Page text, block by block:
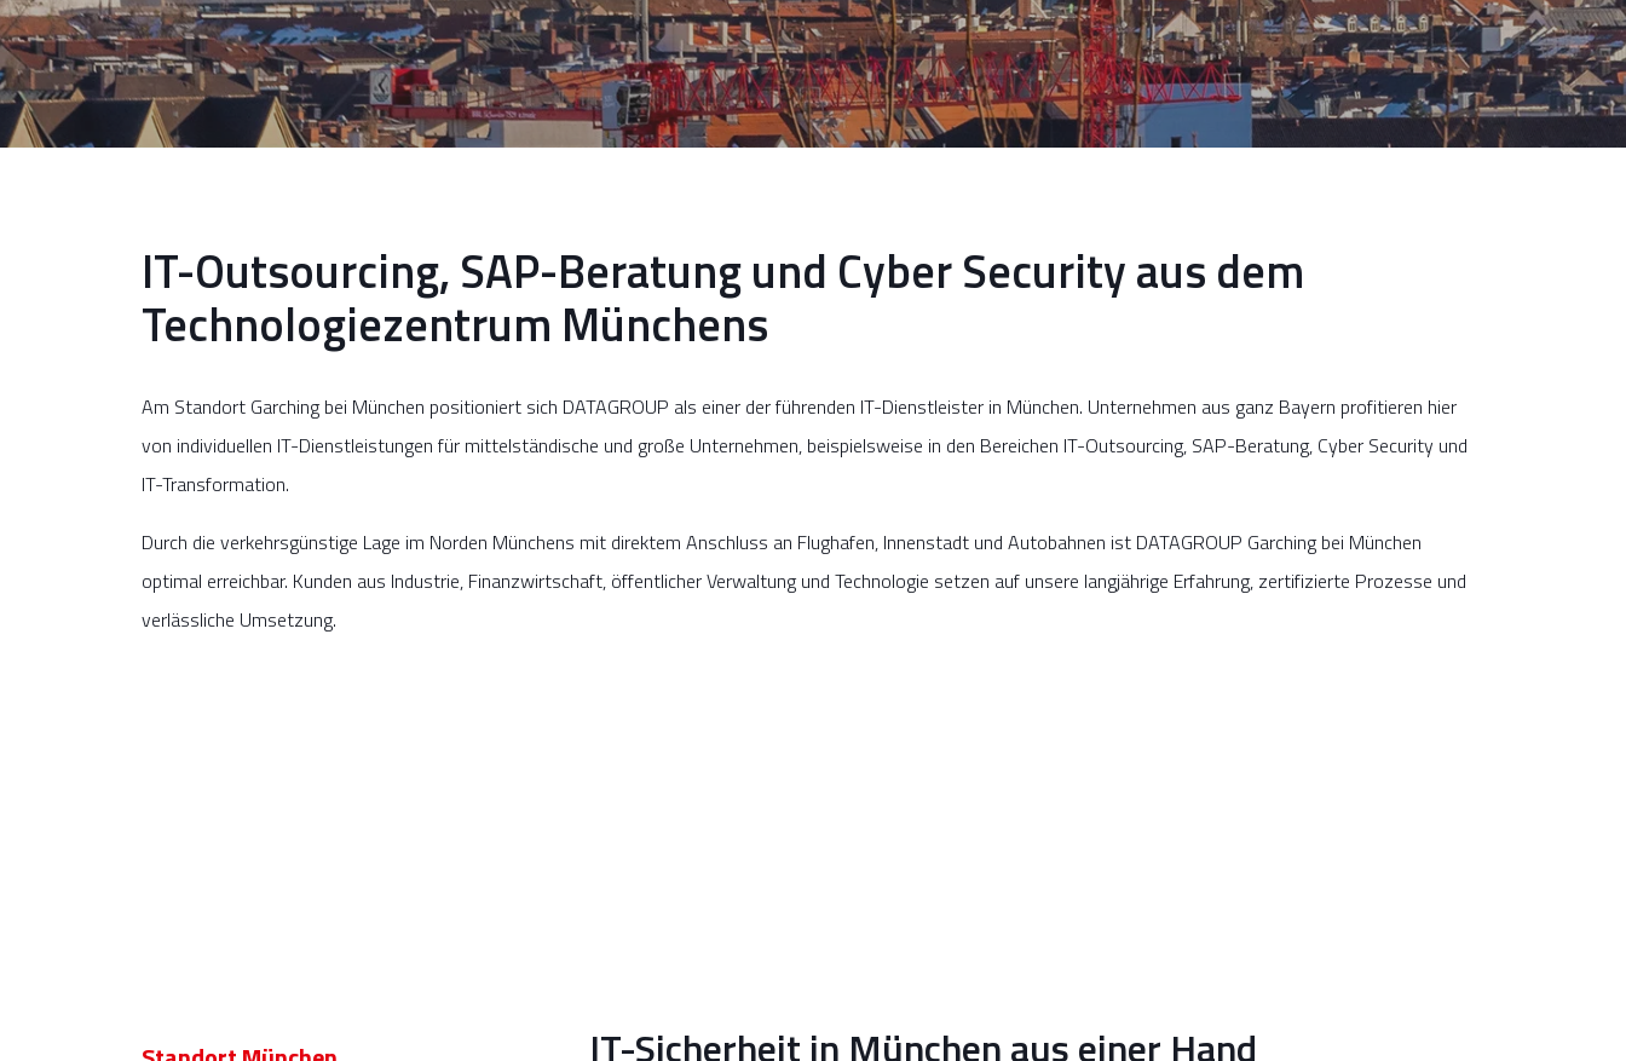
IT-Outsourcing, SAP-Beratung und Cyber Security aus dem
Technologiezentrum Münchens
Am Standort Garching bei München positioniert sich DATAGROUP als einer der führenden IT-Dienstleister in München. Unternehmen aus ganz Bayern profitieren hier
von individuellen IT-Dienstleistungen für mittelständische und große Unternehmen, beispielsweise in den Bereichen IT-Outsourcing, SAP-Beratung, Cyber Security und
IT-Transformation.
Durch die verkehrsgünstige Lage im Norden Münchens mit direktem Anschluss an Flughafen, Innenstadt und Autobahnen ist DATAGROUP Garching bei München
optimal erreichbar. Kunden aus Industrie, Finanzwirtschaft, öffentlicher Verwaltung und Technologie setzen auf unsere langjährige Erfahrung, zertifizierte Prozesse und
verlässliche Umsetzung.
IT-Sicherheit in München aus einer Hand